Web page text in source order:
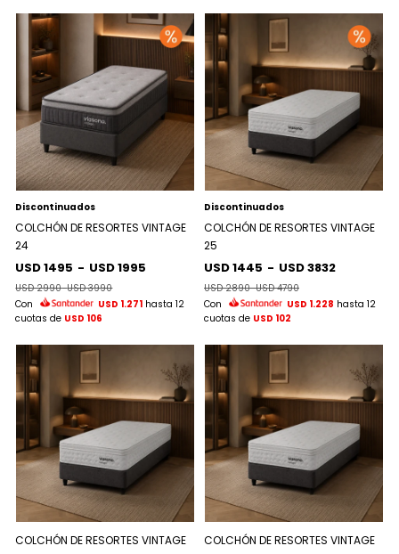
Discontinuados
COLCHÓN DE RESORTES VINTAGE
24
USD 1495 - USD 1995
USD 2990-USD 3990
Con
USD 1.271 hasta 12
cuotas de USD 106
Discontinuados
COLCHÓN DE RESORTES VINTAGE
25
USD 1445 - USD 3832
USD 2890-USD 4790
Con
USD 1.228 hasta 12
cuotas de USD 102
COLCHÓN DE RESORTES VINTAGE
COLCHÓN DE RESORTES VINTAGE